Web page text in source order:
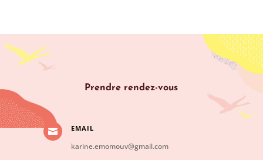
Prendre rendez-vous
 EMAIL
karine.emomouv@gmail.com